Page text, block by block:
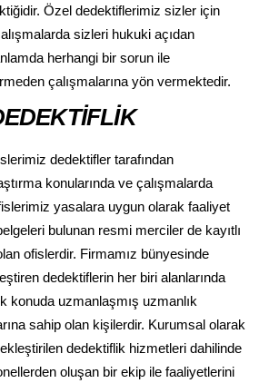
Özel dedektiflerimiz sizler için
sizleri hukuki açıdan
herhangi bir sorun ile
çalışmalarına yön vermektedir.
dedektifler tarafından
konularında ve çalışmalarda
yasalara uygun olarak faaliyet
bulunan resmi merciler de kayıtlı
ofislerdir. Firmamız bünyesinde
dedektiflerin her biri alanlarında
konuda uzmanlaşmış uzmanlık
sahip olan kişilerdir. Kurumsal olarak
dedektiflik hizmetleri dahilinde
oluşan bir ekip ile faaliyetlerini